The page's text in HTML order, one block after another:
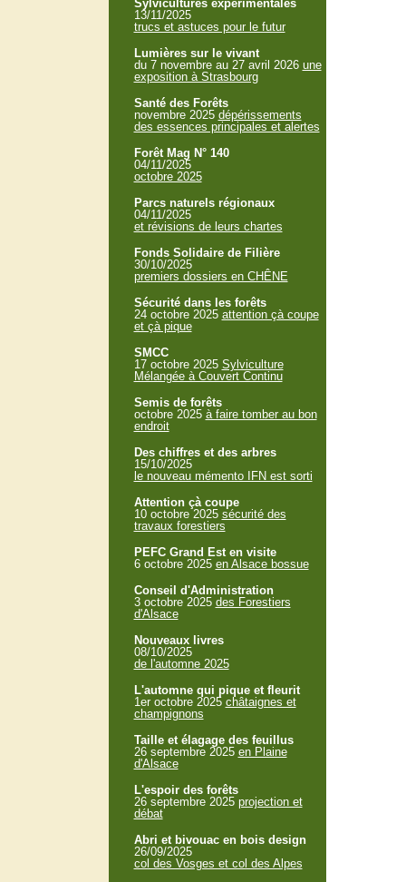
Sylvicultures expérimentales
13/11/2025
trucs et astuces pour le futur
Lumières sur le vivant
du 7 novembre au 27 avril 2026 une
exposition à Strasbourg
Santé des Forêts
novembre 2025 dépérissements
des essences principales et alertes
Forêt Mag N° 140
04/11/2025
octobre 2025
Parcs naturels régionaux
04/11/2025
et révisions de leurs chartes
Fonds Solidaire de Filière
30/10/2025
premiers dossiers en CHÊNE
Sécurité dans les forêts
24 octobre 2025 attention çà coupe
et çà pique
SMCC
17 octobre 2025 Sylviculture
Mélangée à Couvert Continu
Semis de forêts
octobre 2025 à faire tomber au bon
endroit
Des chiffres et des arbres
15/10/2025
le nouveau mémento IFN est sorti
Attention çà coupe
10 octobre 2025 sécurité des
travaux forestiers
PEFC Grand Est en visite
6 octobre 2025 en Alsace bossue
Conseil d'Administration
3 octobre 2025 des Forestiers
d'Alsace
Nouveaux livres
08/10/2025
de l'automne 2025
L'automne qui pique et fleurit
1er octobre 2025 châtaignes et
champignons
Taille et élagage des feuillus
26 septembre 2025 en Plaine
d'Alsace
L'espoir des forêts
26 septembre 2025 projection et
débat
Abri et bivouac en bois design
26/09/2025
col des Vosges et col des Alpes